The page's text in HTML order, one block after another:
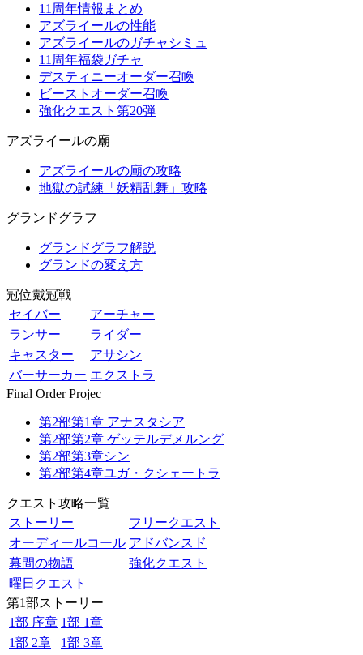
11周年情報まとめ
アズライールの性能
アズライールのガチャシミュ
11周年福袋ガチャ
デスティニーオーダー召喚
ビーストオーダー召喚
強化クエスト第20弾
アズライールの廟
アズライールの廟の攻略
地獄の試練「妖精乱舞」攻略
グランドグラフ
グランドグラフ解説
グランドの変え方
冠位戴冠戦
セイバー
アーチャー
ランサー
ライダー
キャスター
アサシン
バーサーカー エクストラ
Final Order Projec
第2部第1章 アナスタシア
第2部第2章 ゲッテルデメルング
第2部第3章シン
第2部第4章ユガ・クシェートラ
クエスト攻略一覧
ストーリー
フリークエスト
オーディールコール アドバンスド
幕間の物語
強化クエスト
曜日クエスト
第1部ストーリー
1部 序章 1部 1章
1部 2章
1部 3章